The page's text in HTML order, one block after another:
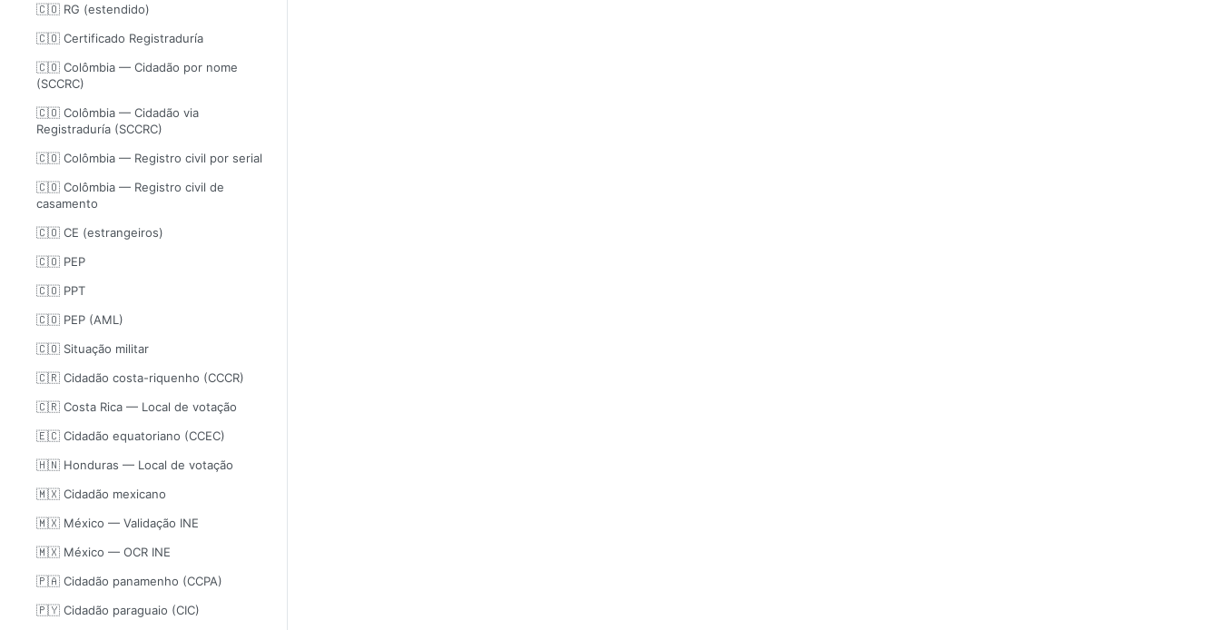
🇨🇴 RG (estendido)
🇨🇴 Certificado Registraduría
🇨🇴 Colômbia — Cidadão por nome
(SCCRC)
🇨🇴 Colômbia — Cidadão via
Registraduría (SCCRC)
🇨🇴 Colômbia — Registro civil por serial
🇨🇴 Colômbia — Registro civil de
casamento
🇨🇴 CE (estrangeiros)
🇨🇴 PEP
🇨🇴 PPT
🇨🇴 PEP (AML)
🇨🇴 Situação militar
🇨🇷 Cidadão costa-riquenho (CCCR)
🇨🇷 Costa Rica — Local de votação
🇪🇨 Cidadão equatoriano (CCEC)
🇭🇳 Honduras — Local de votação
🇲🇽 Cidadão mexicano
🇲🇽 México — Validação INE
🇲🇽 México — OCR INE
🇵🇦 Cidadão panamenho (CCPA)
🇵🇾 Cidadão paraguaio (CIC)